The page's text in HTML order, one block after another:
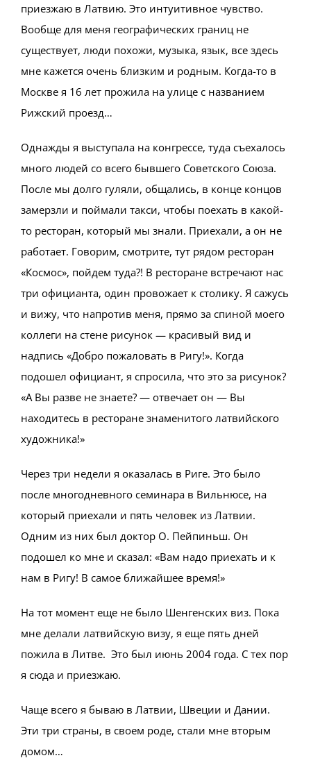
приезжаю в Латвию. Это интуитивное чувство.
Вообще для меня географических границ не
существует, люди похожи, музыка, язык, все здесь
мне кажется очень близким и родным. Когда-то в
Москве я 16 лет прожила на улице с названием
Рижский проезд…
Однажды я выступала на конгрессе, туда съехалось
много людей со всего бывшего Советского Союза.
После мы долго гуляли, общались, в конце концов
замерзли и поймали такси, чтобы поехать в какой-
то ресторан, который мы знали. Приехали, а он не
работает. Говорим, смотрите, тут рядом ресторан
«Космос», пойдем туда?! В ресторане встречают нас
три официанта, один провожает к столику. Я сажусь
и вижу, что напротив меня, прямо за спиной моего
коллеги на стене рисунок — красивый вид и
надпись «Добро пожаловать в Ригу!». Когда
подошел официант, я спросила, что это за рисунок?
«А Вы разве не знаете? — отвечает он — Вы
находитесь в ресторане знаменитого латвийского
художника!»
Через три недели я оказалась в Риге. Это было
после многодневного семинара в Вильнюсе, на
который приехали и пять человек из Латвии.
Одним из них был доктор О. Пейпиньш. Он
подошел ко мне и сказал: «Вам надо приехать и к
нам в Ригу! В самое ближайшее время!»
На тот момент еще не было Шенгенских виз. Пока
мне делали латвийскую визу, я еще пять дней
пожила в Литве. Это был июнь 2004 года. С тех пор
я сюда и приезжаю.
Чаще всего я бываю в Латвии, Швеции и Дании.
Эти три страны, в своем роде, стали мне вторым
домом…